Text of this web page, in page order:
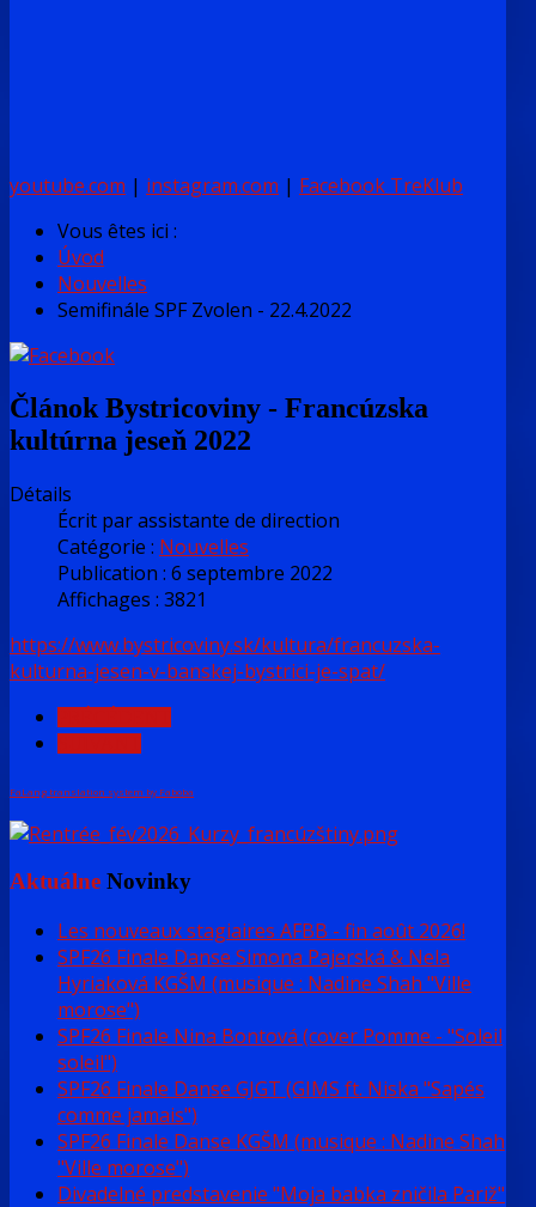
youtube.com | instagram.com | Facebook TreKlub
Vous êtes ici :
Úvod
Nouvelles
Semifinále SPF Zvolen - 22.4.2022
Článok Bystricoviny - Francúzska
kultúrna jeseň 2022
Détails
Écrit parassistante de direction
Catégorie : Nouvelles
Publication : 6 septembre 2022
Affichages : 3821
https://www.bystricoviny.sk/kultura/francuzska-
kulturna-jesen-v-banskej-bystrici-je-spat/
FaLang translation system by Faboba
Aktuálne Novinky
Les nouveaux stagiaires AFBB - fin août 2026!
SPF26 Finale Danse Simona Pajerská & Nela
Hyriaková KGŠM (musique : Nadine Shah "Ville
morose")
SPF26 Finale Nina Bontová (cover Pomme - "Soleil
soleil")
SPF26 Finale Danse GJGT (GIMS ft. Niska "Sapés
comme jamais")
SPF26 Finale Danse KGŠM (musique : Nadine Shah
"Ville morose")
Divadelné predstavenie "Moja babka zničila Pariž"